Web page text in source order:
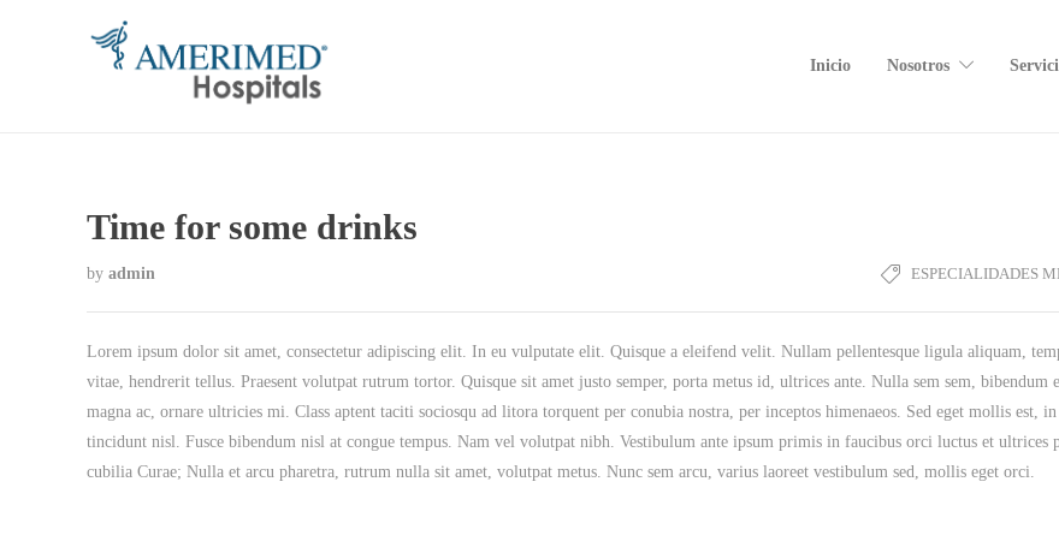
Inicio Nosotros
Time for some drinks
by admin ESPECIALIDADES
Lorem ipsum dolor sit amet, consectetur adipiscing elit. In eu vulputate elit. Quisque a eleifend velit. Nullam pellentesque ligula aliquam,
vitae, hendrerit tellus. Praesent volutpat rutrum tortor. Quisque sit amet justo semper, porta metus id, ultrices ante. Nulla sem sem, bibendum
magna ac, ornare ultricies mi. Class aptent taciti sociosqu ad litora torquent per conubia nostra, per inceptos himenaeos. Sed eget mollis est, in
tincidunt nisl. Fusce bibendum nisl at congue tempus. Nam vel volutpat nibh. Vestibulum ante ipsum primis in faucibus orci luctus et ultrices
cubilia Curae; Nulla et arcu pharetra, rutrum nulla sit amet, volutpat metus. Nunc sem arcu, varius laoreet vestibulum sed, mollis eget orci.